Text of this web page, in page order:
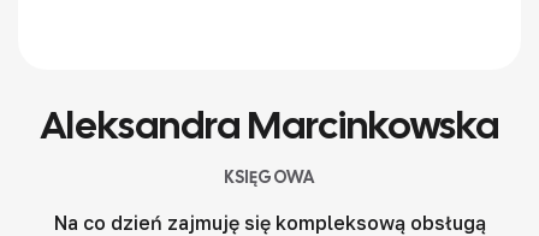
Aleksandra Marcinkowska
KSIĘGOWA
Na co dzień zajmuję się kompleksową obsługą